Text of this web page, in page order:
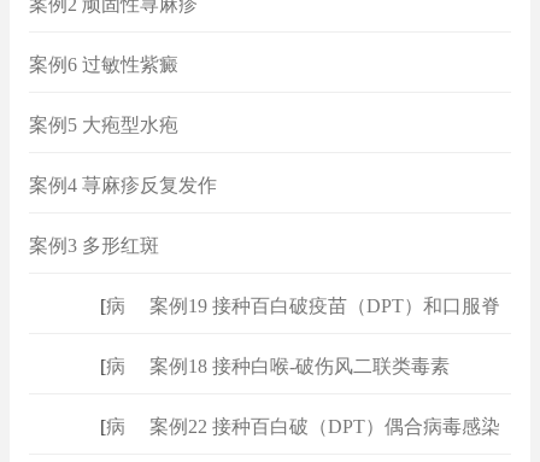
案例6 过敏性紫癜
案例5 大疱型水疱
案例4 荨麻疹反复发作
案例3 多形红斑
病例 案例19 接种百白破疫苗（DPT）和口服脊
病例 案例18 接种白喉-破伤风二联类毒素
病例 案例22 接种百白破（DPT）偶合病毒感染